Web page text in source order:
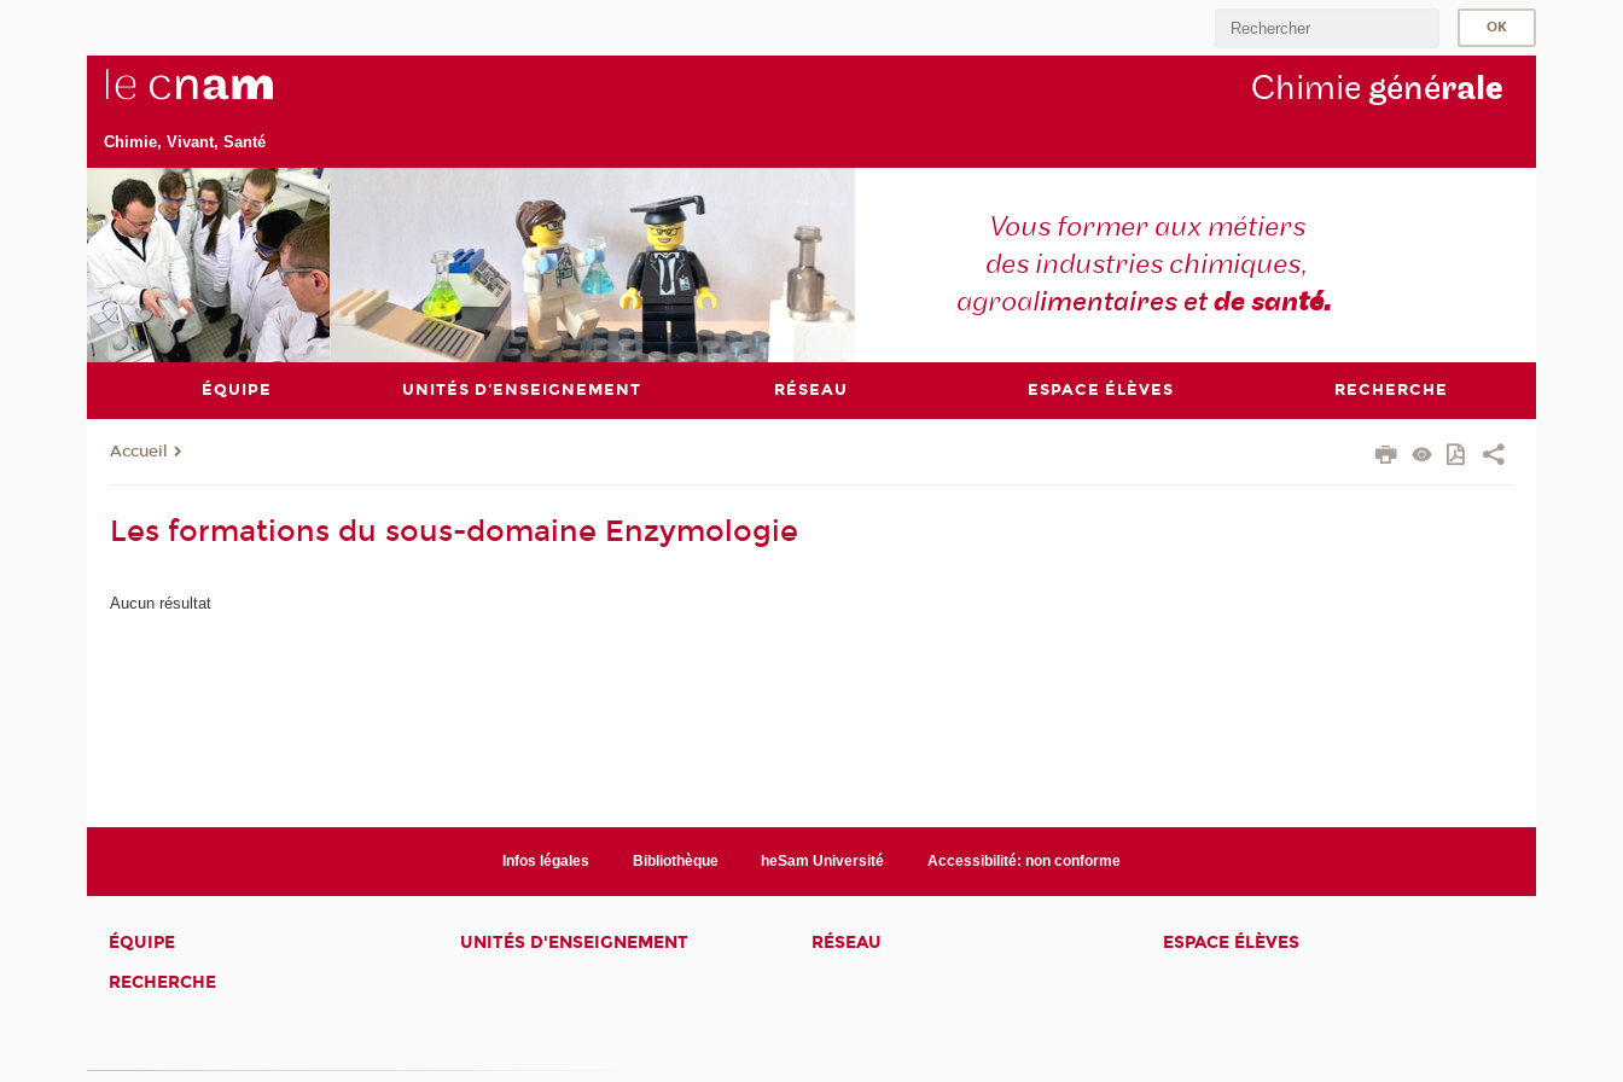
Chimie, Vivant, Santé
Chimie générale
Vous former aux métiers
des industries chimiques,
agroalimentaires etde santé.
ÉQUIPE UNITÉS D'ENSEIGNEMENT RÉSEAU ESPACE ÉLÈVES RECHERCHE
Accueil
Les formations du sous-domaine Enzymologie
Aucun résultat
Infos légales Bibliothèque heSam Université Accessibilité: non conforme
ÉQUIPE UNITÉS D'ENSEIGNEMENT RÉSEAU
ESPACE ÉLÈVES
RECHERCHE